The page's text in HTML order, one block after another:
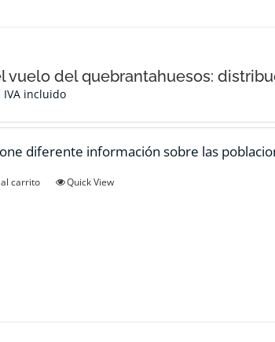
vuelo del quebrantahuesos:
IVA incluido
diferente información sobre las
carrito Quick View